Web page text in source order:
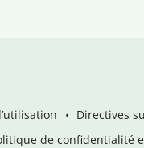
Directives
de